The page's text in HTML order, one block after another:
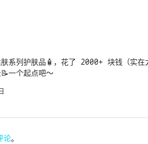
系列护肤品🧴，花了 2000+ 块钱（实在
一个起点吧～
论。